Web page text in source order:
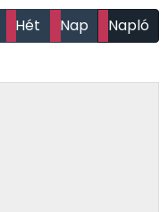
Hét Nap Napló